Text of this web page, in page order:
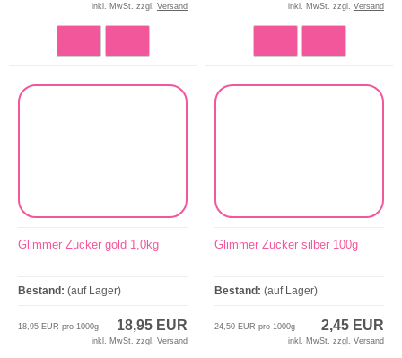
inkl. MwSt. zzgl. Versand
inkl. MwSt. zzgl. Versand
Glimmer Zucker gold 1,0kg
Bestand: (auf Lager)
18,95 EUR
18,95 EUR pro 1000g
inkl. MwSt. zzgl. Versand
Glimmer Zucker silber 100g
Bestand: (auf Lager)
2,45 EUR
24,50 EUR pro 1000g
inkl. MwSt. zzgl. Versand